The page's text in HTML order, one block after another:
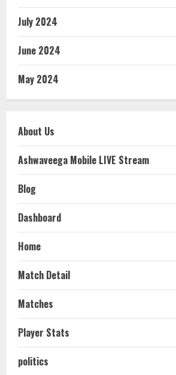
July 2024
June 2024
May 2024
About Us
Ashwaveega Mobile LIVE Stream
Blog
Dashboard
Home
Match Detail
Matches
Player Stats
politics